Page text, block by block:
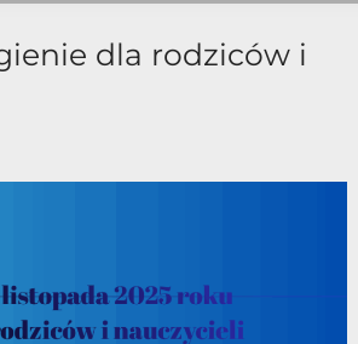
dla rodziców i